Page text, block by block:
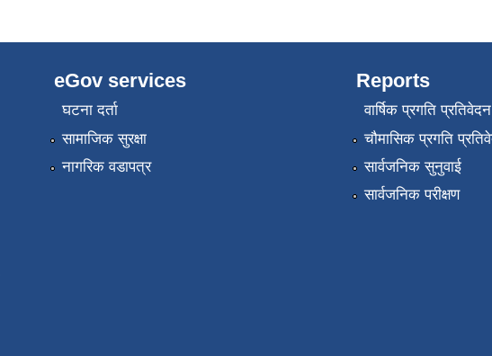
eGov services
घटना दर्ता
सामाजिक सुरक्षा
नागरिक वडापत्र
Reports
वार्षिक प्रगति प्रतिवेदन
चौमासिक प्रगति
सार्वजनिक सुनुवाई
सार्वजनिक परीक्षण